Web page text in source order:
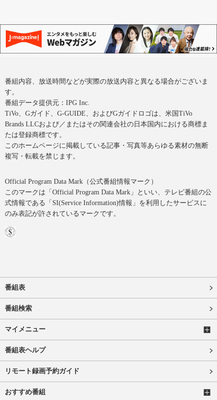
番組内容、放送時間などが実際の放送内容と異なる場合がございま
す。
番組データ提供元：IPG Inc.
TiVo、Gガイド、G-GUIDE、およびGガイドロゴは、米国TiVo
Brands LLCおよび／またはその関連会社の日本国内における商標ま
たは登録商標です。
このホームページに掲載している記事・写真等あらゆる素材の無断
複写・転載を禁じます。
Official Program Data Mark（公式番組情報マーク）
このマークは「Official Program Data Mark」といい、テレビ番組の公
式情報である「SI(Service Information)情報」を利用したサービスに
のみ表記が許されているマークです。
番組表
番組検索
マイメニュー
番組表ヘルプ
リモート録画予約ガイド
おすすめ番組